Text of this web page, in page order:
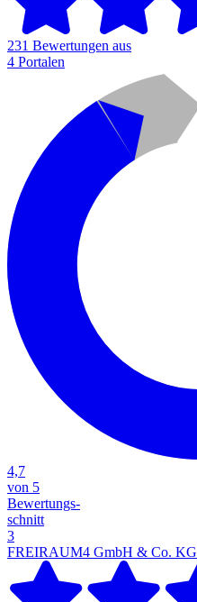
231 Bewertungen aus
4 Portalen
4,7
von 5
Bewertungs-
schnitt
3
FREIRAUM4 GmbH & Co. KG